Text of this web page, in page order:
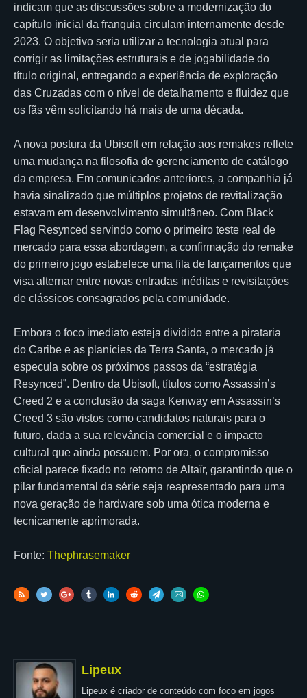
indicam que as discussões sobre a modernização do
capítulo inicial da franquia circulam internamente desde
2023. O objetivo seria utilizar a tecnologia atual para
corrigir as limitações estruturais e de jogabilidade do
título original, entregando a experiência de exploração
das Cruzadas com o nível de detalhamento e fluidez que
os fãs vêm solicitando há mais de uma década.
A nova postura da Ubisoft em relação aos remakes reflete
uma mudança na filosofia de gerenciamento de catálogo
da empresa. Em comunicados anteriores, a companhia já
havia sinalizado que múltiplos projetos de revitalização
estavam em desenvolvimento simultâneo. Com Black
Flag Resynced servindo como o primeiro teste real de
mercado para essa abordagem, a confirmação do remake
do primeiro jogo estabelece uma fila de lançamentos que
visa alternar entre novas entradas inéditas e revisitações
de clássicos consagrados pela comunidade.
Embora o foco imediato esteja dividido entre a pirataria
do Caribe e as planícies da Terra Santa, o mercado já
especula sobre os próximos passos da “estratégia
Resynced”. Dentro da Ubisoft, títulos como Assassin’s
Creed 2 e a conclusão da saga Kenway em Assassin’s
Creed 3 são vistos como candidatos naturais para o
futuro, dada a sua relevância comercial e o impacto
cultural que ainda possuem. Por ora, o compromisso
oficial parece fixado no retorno de Altaïr, garantindo que o
pilar fundamental da série seja reapresentado para uma
nova geração de hardware sob uma ótica moderna e
tecnicamente aprimorada.
Fonte: Thephrasemaker
Lipeux
Lipeux é criador de conteúdo com foco em jogos